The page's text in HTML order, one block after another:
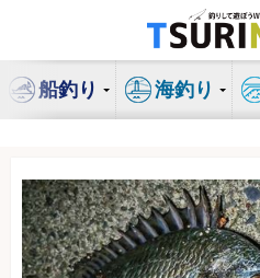
ン
船釣り 海釣り